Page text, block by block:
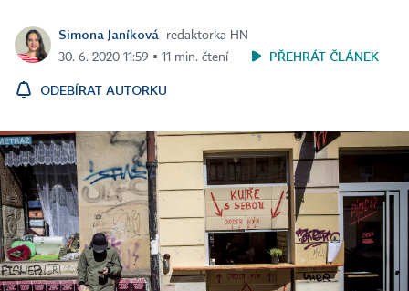
Simona Janíková
redaktorka HN
30. 6. 2020 11:59 ▪ 11 min. čtení
PŘEHRÁT ČLÁNEK
ODEBÍRAT AUTORKU